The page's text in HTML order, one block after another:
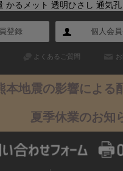
るメット 透明ひさし 通気
登録 個人会
よくあるご質問
本地震の影響による
夏季休業のお知